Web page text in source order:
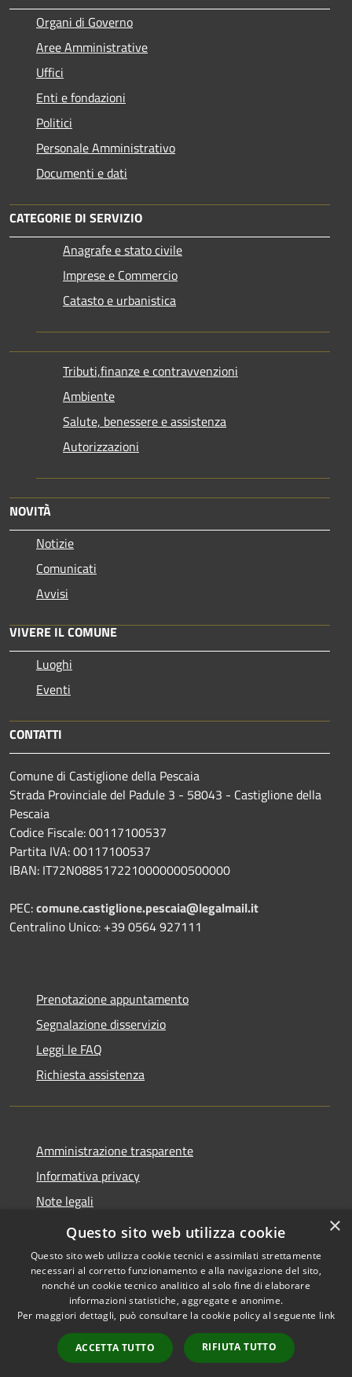
Organi di Governo
Aree Amministrative
Uffici
Enti e fondazioni
Politici
Personale Amministrativo
Documenti e dati
CATEGORIE DI SERVIZIO
Anagrafe e stato civile
Imprese e Commercio
Catasto e urbanistica
Tributi,finanze e contravvenzioni
Ambiente
Salute, benessere e assistenza
Autorizzazioni
NOVITÀ
Notizie
Comunicati
Avvisi
VIVERE IL COMUNE
Luoghi
Eventi
CONTATTI
Comune di Castiglione della Pescaia
Strada Provinciale del Padule 3 - 58043 - Castiglione della
Pescaia
Codice Fiscale: 00117100537
Partita IVA: 00117100537
IBAN: IT72N0885172210000000500000
PEC:comune.castiglione.pescaia@legalmail.it
Centralino Unico: +39 0564 927111
Prenotazione appuntamento
Segnalazione disservizio
Leggi le FAQ
Richiesta assistenza
Amministrazione trasparente
Informativa privacy
Note legali
Dichiarazione di accessibilità
Accessibilità
Copyright © 2026 • Comune di
Castiglione della Pescaia •
Powered byMunicipium
Accesso redazione
×
Questo sito web utilizza cookie
Questo sito web utilizza cookie tecnici e assimilati strettamente
necessari al corretto funzionamento e alla navigazione del sito,
nonché un cookie tecnico analitico al solo fine di elaborare
informazioni statistiche, aggregate e anonime.
Per maggiori dettagli, può consultare la cookie policy al seguente link
ACCETTA TUTTO RIFIUTA TUTTO